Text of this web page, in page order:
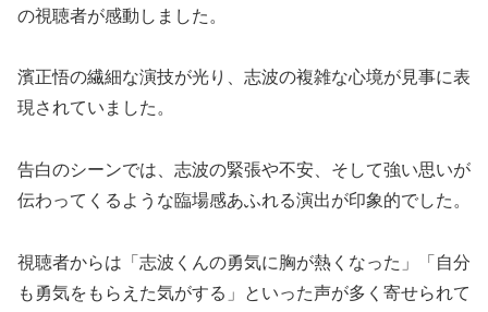
の視聴者が感動しました。
濱正悟の繊細な演技が光り、志波の複雑な心境が見事に表
現されていました。
告白のシーンでは、志波の緊張や不安、そして強い思いが
伝わってくるような臨場感あふれる演出が印象的でした。
視聴者からは「志波くんの勇気に胸が熱くなった」「自分
も勇気をもらえた気がする」といった声が多く寄せられて